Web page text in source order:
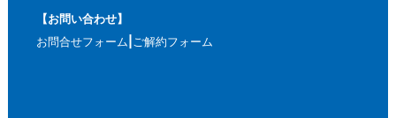
【お問い合わせ】
お問合せフォーム ご解約フォーム